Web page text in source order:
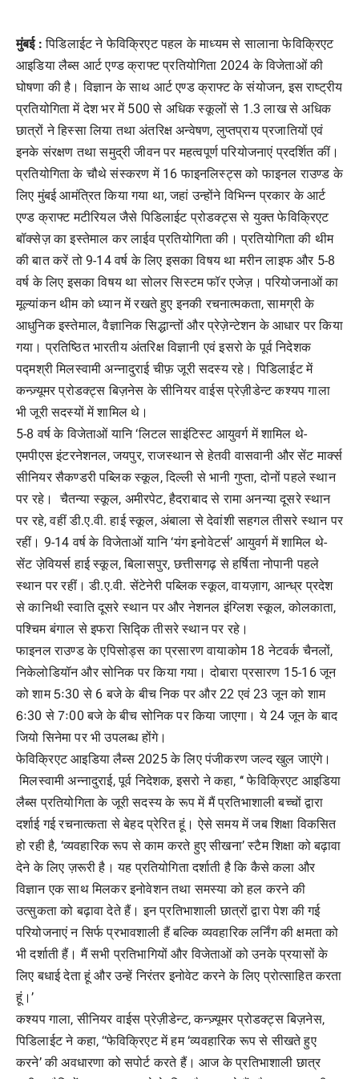
मुंबई :पिडिलाईट ने फेविक्रिएट पहल के माध्यम से सालाना फेविक्रिएट
आइडिया लैब्स आर्ट एण्ड क्राफ्ट प्रतियोगिता 2024 के विजेताओं की
घोषणा की है। विज्ञान के साथ आर्ट एण्ड क्राफ्ट के संयोजन, इस राष्ट्रीय
प्रतियोगिता में देश भर में 500 से अधिक स्कूलों से 1.3 लाख से अधिक
छात्रों ने हिस्सा लिया तथा अंतरिक्ष अन्वेषण, लुप्तप्राय प्रजातियों एवं
इनके संरक्षण तथा समुद्री जीवन पर महत्वपूर्ण परियोजनाएं प्रदर्शित कीं।
प्रतियोगिता के चौथे संस्करण में 16 फाइनलिस्ट्स को फाइनल राउण्ड के
लिए मुंबई आमंत्रित किया गया था, जहां उन्होंने विभिन्न प्रकार के आर्ट
एण्ड क्राफ्ट मटीरियल जैसे पिडिलाईट प्रोडक्ट्स से युक्त फेविक्रिएट
बॉक्सेज़ का इस्तेमाल कर लाईव प्रतियोगिता की। प्रतियोगिता की थीम
की बात करें तो 9-14 वर्ष के लिए इसका विषय था मरीन लाइफ और 5-8
वर्ष के लिए इसका विषय था सोलर सिस्टम फॉर एजेज़। परियोजनाओं का
मूल्यांकन थीम को ध्यान में रखते हुए इनकी रचनात्मकता, सामग्री के
आधुनिक इस्तेमाल, वैज्ञानिक सिद्धान्तों और प्रेज़ेन्टेशन के आधार पर किया
गया। प्रतिष्ठित भारतीय अंतरिक्ष विज्ञानी एवं इसरो के पूर्व निदेशक
पद्मश्री मिलस्वामी अन्नादुराई चीफ़ जूरी सदस्य रहे। पिडिलाईट में
कन्ज़्यूमर प्रोडक्ट्स बिज़नेस के सीनियर वाईस प्रेज़ीडेन्ट कश्यप गाला
भी जूरी सदस्यों में शामिल थे।
5-8 वर्ष के विजेताओं यानि ‘लिटल साइंटिस्ट आयुवर्ग में शामिल थे-
एमपीएस इंटरनेशनल, जयपुर, राजस्थान से हेतवी वासवानी और सेंट मार्क्स
सीनियर सैकण्डरी पब्लिक स्कूल, दिल्ली से भानी गुप्ता, दोनों पहले स्थान
पर रहे। चैतन्या स्कूल, अमीरपेट, हैदराबाद से रामा अनन्या दूसरे स्थान
पर रहे, वहीं डी.ए.वी. हाई स्कूल, अंबाला से देवांशी सहगल तीसरे स्थान पर
रहीं। 9-14 वर्ष के विजेताओं यानि ‘यंग इनोवेटर्स’ आयुवर्ग में शामिल थे-
सेंट जे़वियर्स हाई स्कूल, बिलासपुर, छत्तीसगढ़ से हर्षिता नोपानी पहले
स्थान पर रहीं। डी.ए.वी. सेंटेनेरी पब्लिक स्कूल, वायज़ाग, आन्ध्र प्रदेश
से कानिथी स्वाति दूसरे स्थान पर और नेशनल इंग्लिश स्कूल, कोलकाता,
पश्चिम बंगाल से इफरा सिद्कि तीसरे स्थान पर रहे।
फाइनल राउण्ड के एपिसोड्स का प्रसारण वायाकोम 18 नेटवर्क चैनलों,
निकेलोडियॉन और सोनिक पर किया गया। दोबारा प्रसारण 15-16 जून
को शाम 5ः30 से 6 बजे के बीच निक पर और 22 एवं 23 जून को शाम
6ः30 से 7ः00 बजे के बीच सोनिक पर किया जाएगा। ये 24 जून के बाद
जियो सिनेमा पर भी उपलब्ध होंगे।
फेविक्रिएट आइडिया लैब्स 2025 के लिए पंजीकरण जल्द खुल जाएंगे।
मिलस्वामी अन्नादुराई, पूर्व निदेशक, इसरो ने कहा, ‘‘ फेविक्रिएट आइडिया
लैब्स प्रतियोगिता के जूरी सदस्य के रूप में मैं प्रतिभाशाली बच्चों द्वारा
दर्शाई गई रचनात्कता से बेहद प्रेरित हूं। ऐसे समय में जब शिक्षा विकसित
हो रही है, ‘व्यवहारिक रूप से काम करते हुए सीखना’ स्टैम शिक्षा को बढ़ावा
देने के लिए ज़रूरी है। यह प्रतियोगिता दर्शाती है कि कैसे कला और
विज्ञान एक साथ मिलकर इनोवेशन तथा समस्या को हल करने की
उत्सुकता को बढ़ावा देते हैं। इन प्रतिभाशाली छात्रों द्वारा पेश की गई
परियोजनाएं न सिर्फ प्रभावशाली हैं बल्कि व्यवहारिक लर्निंग की क्षमता को
भी दर्शाती हैं। मैं सभी प्रतिभागियों और विजेताओं को उनके प्रयासों के
लिए बधाई देता हूं और उन्हें निरंतर इनोवेट करने के लिए प्रोत्साहित करता
हूं।’
कश्यप गाला, सीनियर वाईस प्रेज़ीडेन्ट, कन्ज़्यूमर प्रोडक्ट्स बिज़नेस,
पिडिलाईट ने कहा, ‘‘फेविक्रिएट में हम ‘व्यवहारिक रूप से सीखते हुए
करने’ की अवधारणा को सपोर्ट करते हैं। आज के प्रतिभाशाली छात्र